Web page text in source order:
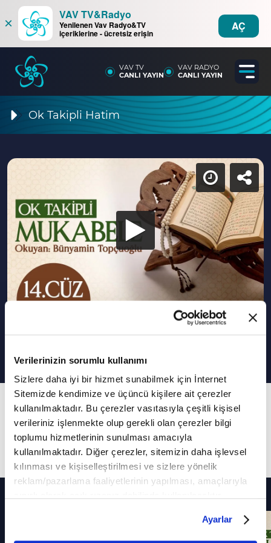
Verilerinizin sorumlu kullanımı
Sizlere daha iyi bir hizmet sunabilmek için İnternet
Sitemizde kendimize ve üçüncü kişilere ait çerezler
kullanılmaktadır. Bu çerezler vasıtasıyla çeşitli kişisel
verileriniz işlenmekte olup gerekli olan çerezler bilgi
toplumu hizmetlerinin sunulması amacıyla
kullanılmaktadır. Diğer çerezler, sitemizin daha işlevsel
kılınması ve kişiselleştirilmesi ve sizlere yönelik
reklam/pazarlama faaliyetlerinin yapılması, amaçlarıyla
belirleyebilirsiniz. Çerezlere ilişkin detaylı bilgi için
Ayarlar butonuna tıklayabilir,Çerez Bilgilendirme
Ayarlar
×
VAV TV&Radyo
Yenilenen Vav Radyo&TV
içeriklerine - ücretsiz erişin
AÇ
VAV TV
CANLI YAYIN
VAV RADYO
CANLI YAYIN
Ok Takipli Hatim
14. Cüz I Ok Takipli Hatim
14. Cüzde Bulunan Sureler: Hicr Suresi, Nahl
Suresi